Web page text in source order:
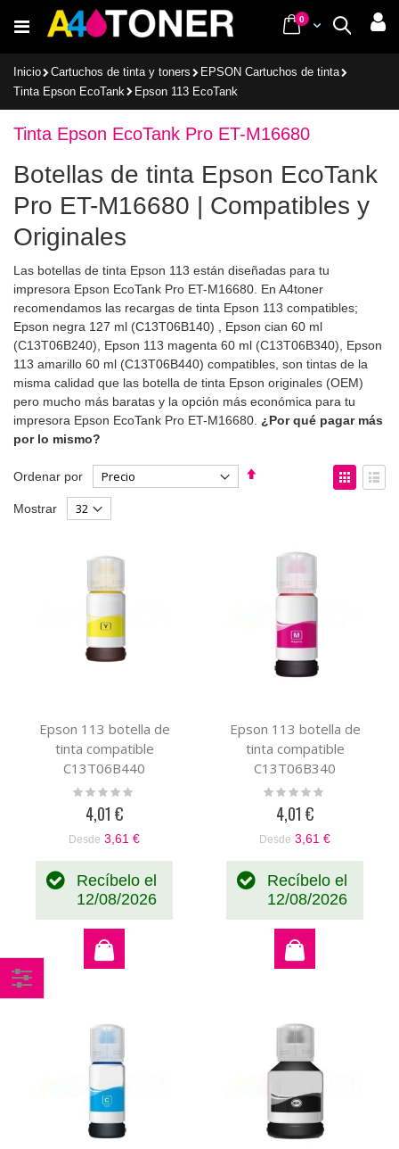
al
Buscar
Cart
0items
Inicio Cartuchos de tinta y toners
EPSON Cartuchos de tinta
Tinta Epson EcoTank
Epson 113 EcoTank
Tinta Epson EcoTank Pro ET-M16680
Botellas de tinta Epson EcoTank
Pro ET-M16680 | Compatibles y
Originales
Las botellas de tinta Epson 113 están diseñadas para tu
impresora Epson EcoTank Pro ET-M16680. En A4toner
recomendamos las recargas de tinta Epson 113 compatibles;
Epson negra 127 ml (C13T06B140) , Epson cian 60 ml
(C13T06B240), Epson 113 magenta 60 ml (C13T06B340), Epson
113 amarillo 60 ml (C13T06B440) compatibles, son tintas de la
misma calidad que las botella de tinta Epson originales (OEM)
pero mucho más baratas y la opción más económica para tu
impresora Epson EcoTank Pro ET-M16680. ¿Por qué pagar más
por lo mismo?
Ordenar por
Fijar
Ver
como
Mostrar
Epson 113 botella de
tinta compatible
C13T06B440
Rating:
4,01 €
Desde 3,61 €
Recíbelo el
12/08/2026
Epson 113 botella de
tinta compatible
C13T06B340
Rating:
4,01 €
Desde 3,61 €
Recíbelo el
12/08/2026
Comprar